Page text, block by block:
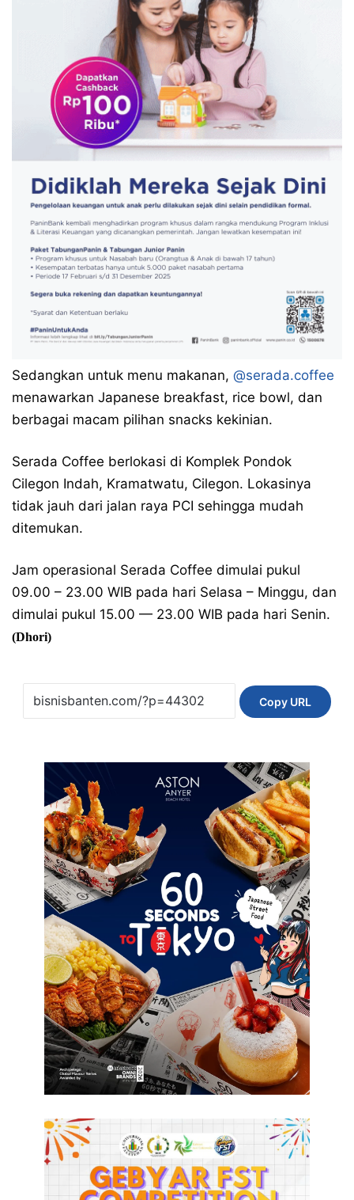
Sedangkan untuk menu makanan, @serada.coffee
menawarkan Japanese breakfast, rice bowl, dan
berbagai macam pilihan snacks kekinian.
Serada Coffee berlokasi di Komplek Pondok
Cilegon Indah, Kramatwatu, Cilegon. Lokasinya
tidak jauh dari jalan raya PCI sehingga mudah
ditemukan.
Jam operasional Serada Coffee dimulai pukul
09.00 – 23.00 WIB pada hari Selasa – Minggu, dan
dimulai pukul 15.00 — 23.00 WIB pada hari Senin.
(Dhori)
Copy URL